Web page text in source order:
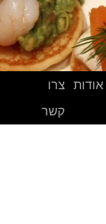
אודות
צרו
קשר